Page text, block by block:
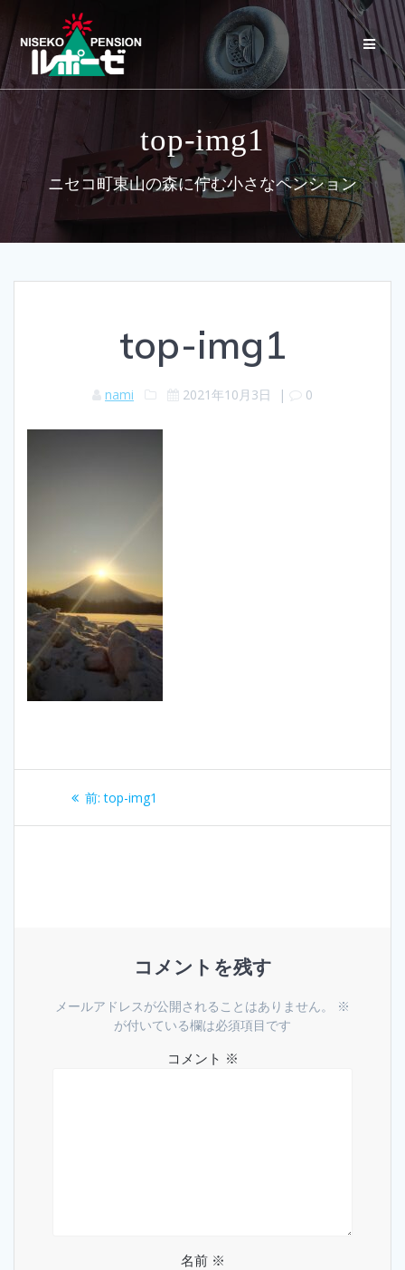
テ
ン
ツ
ス
キ
ッ
プ
top-img1
ニセコ町東山の森に佇む小さなペンション
top-img1
nami 2021年10月3日 | 0
稿
前:過
top-img1
コメントを残す
メールアドレスが公開されることはありません。
※
が付いている欄は必須項目です
コメント ※
名前 ※